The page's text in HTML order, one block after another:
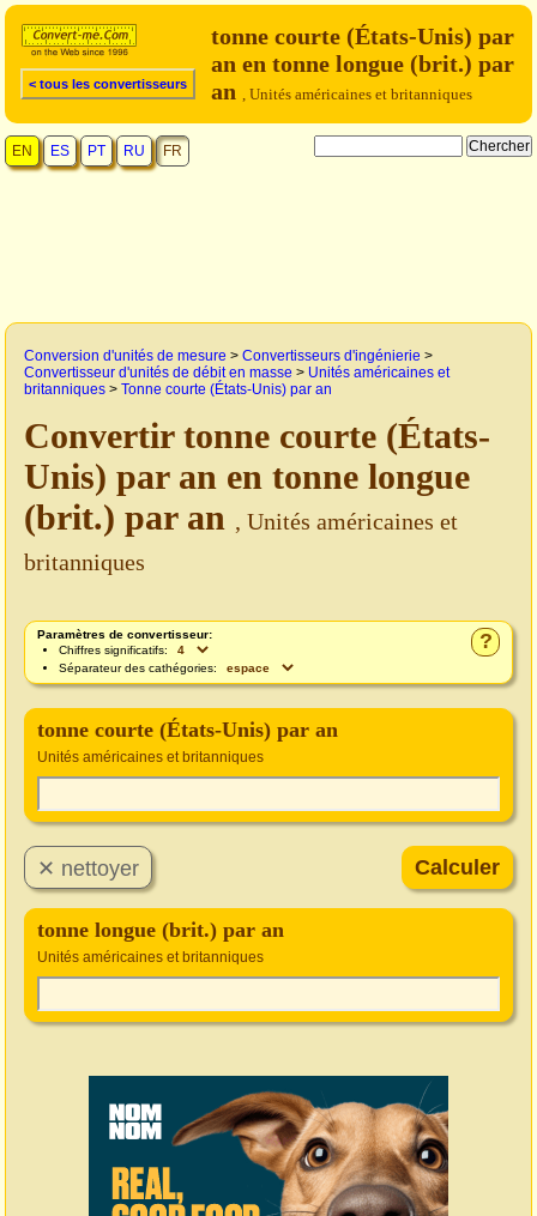
< tous les convertisseurs
tonne courte (États-Unis) par
an en tonne longue (brit.) par
an , Unités américaines et britanniques
EN ES PT RU FR
Conversion d'unités de mesure > Convertisseurs d'ingénierie >
Convertisseur d'unités de débit en masse > Unités américaines et
britanniques > Tonne courte (États-Unis) par an
Convertir tonne courte (États-
Unis) par an en tonne longue
(brit.) par an , Unités américaines et
britanniques
?
Paramètres de convertisseur:
Chiffres significatifs:
Séparateur des cathégories:
tonne courte (États-Unis) par an
Unités américaines et britanniques
tonne longue (brit.) par an
Unités américaines et britanniques